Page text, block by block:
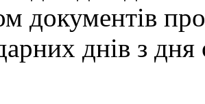
документів
днів з